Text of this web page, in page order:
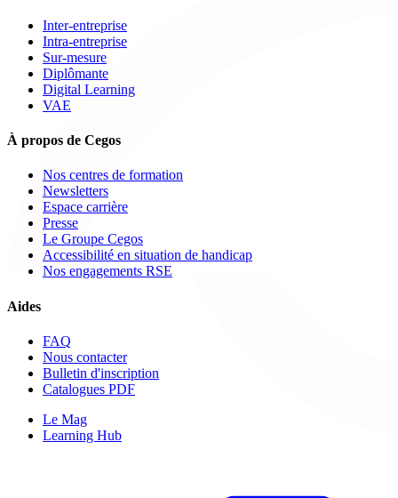
Inter-entreprise
Intra-entreprise
Sur-mesure
Diplômante
Digital Learning
VAE
À propos de Cegos
Nos centres de formation
Newsletters
Espace carrière
Presse
Le Groupe Cegos
Accessibilité en situation de handicap
Nos engagements RSE
Aides
FAQ
Nous contacter
Bulletin d'inscription
Catalogues PDF
Le Mag
Learning Hub